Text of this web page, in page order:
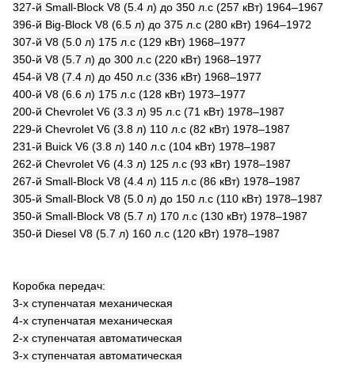
327-й Small-Block V8 (5.4 л) до 350 л.с (257 кВт) 1964–1967
396-й Big-Block V8 (6.5 л) до 375 л.с (280 кВт) 1964–1972
307-й V8 (5.0 л) 175 л.с (129 кВт) 1968–1977
350-й V8 (5.7 л) до 300 л.с (220 кВт) 1968–1977
454-й V8 (7.4 л) до 450 л.с (336 кВт) 1968–1977
400-й V8 (6.6 л) 175 л.с (128 кВт) 1973–1977
200-й Chevrolet V6 (3.3 л) 95 л.с (71 кВт) 1978–1987
229-й Chevrolet V6 (3.8 л) 110 л.с (82 кВт) 1978–1987
231-й Buick V6 (3.8 л) 140 л.с (104 кВт) 1978–1987
262-й Chevrolet V6 (4.3 л) 125 л.с (93 кВт) 1978–1987
267-й Small-Block V8 (4.4 л) 115 л.с (86 кВт) 1978–1987
305-й Small-Block V8 (5.0 л) до 150 л.с (110 кВт) 1978–1987
350-й Small-Block V8 (5.7 л) 170 л.с (130 кВт) 1978–1987
350-й Diesel V8 (5.7 л) 160 л.с (120 кВт) 1978–1987
Коробка передач:
3-х ступенчатая механическая
4-х ступенчатая механическая
2-х ступенчатая автоматическая
3-х ступенчатая автоматическая